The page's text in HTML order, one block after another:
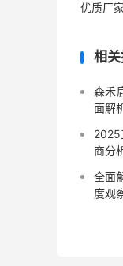
优质厂
相
森禾
面解
2025
商分
全面
度观